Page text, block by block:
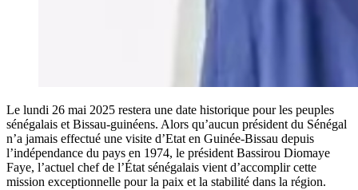
Le lundi 26 mai 2025 restera une date historique pour les peuples
sénégalais et Bissau-guinéens. Alors qu’aucun président du Sénégal
n’a jamais effectué une visite d’Etat en Guinée-Bissau depuis
l’indépendance du pays en 1974, le président Bassirou Diomaye
Faye, l’actuel chef de l’État sénégalais vient d’accomplir cette
mission exceptionnelle pour la paix et la stabilité dans la région.